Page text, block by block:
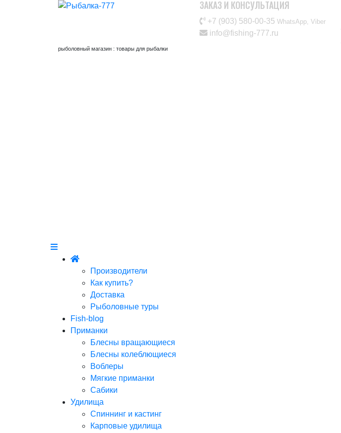
рыболовный магазин : товары для рыбалки
ЗАКАЗ И КОНСУЛЬТАЦИЯ
+7 (903) 580-00-35‬ WhatsApp, Viber
info@fishing-777.ru
Производители
Как купить?
Доставка
Рыболовные туры
Fish-blog
Приманки
Блесны вращающиеся
Блесны колеблющиеся
Воблеры
Мягкие приманки
Сабики
Удилища
Спиннинг и кастинг
Карповые удилища